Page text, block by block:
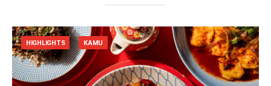
HIGHLIGHTS KAMU